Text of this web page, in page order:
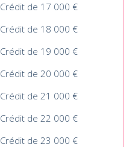
Crédit de 17 000 €
Crédit de 18 000 €
Crédit de 19 000 €
Crédit de 20 000 €
Crédit de 21 000 €
Crédit de 22 000 €
Crédit de 23 000 €